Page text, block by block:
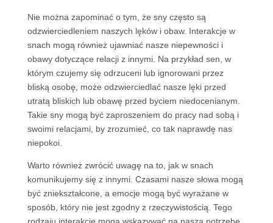
Nie można zapominać o tym, że sny często są
odzwierciedleniem naszych lęków i obaw. Interakcje w
snach mogą również ujawniać nasze niepewności i
obawy dotyczące relacji z innymi. Na przykład sen, w
którym czujemy się odrzuceni lub ignorowani przez
bliską osobę, może odzwierciedlać nasze lęki przed
utratą bliskich lub obawę przed byciem niedocenianym.
Takie sny mogą być zaproszeniem do pracy nad sobą i
swoimi relacjami, by zrozumieć, co tak naprawdę nas
niepokoi.
Warto również zwrócić uwagę na to, jak w snach
komunikujemy się z innymi. Czasami nasze słowa mogą
być zniekształcone, a emocje mogą być wyrażane w
sposób, który nie jest zgodny z rzeczywistością. Tego